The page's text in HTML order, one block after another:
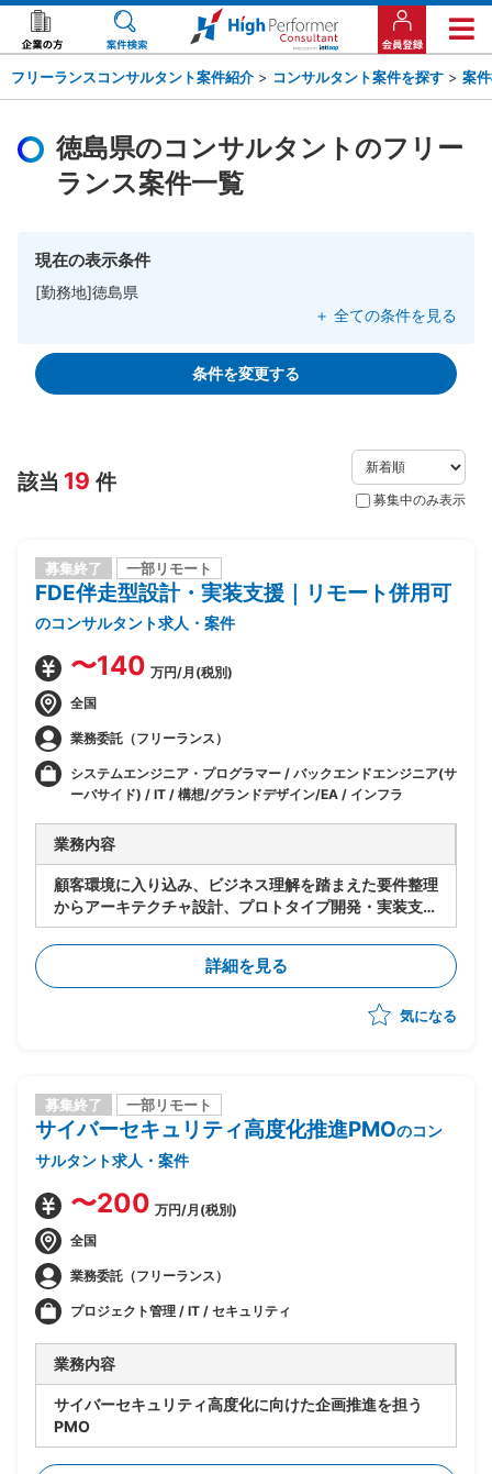
フリーランスコンサルタント案件紹介 > コンサルタント案件を探す > 案
徳島県のコンサルタントのフリー
ランス案件一覧
現在の表示条件
[勤務地]徳島県
＋ 全ての条件を見る
条件を変更する
該当 19 件
募集中のみ表示
募集終了 一部リモート
FDE伴走型設計・実装支援｜リモート併用可
のコンサルタント求人・案件
〜140 万円/月(税別)
全国
業務委託（フリーランス）
システムエンジニア・プログラマー / バックエンドエンジニア(サ
ーバサイド) / IT / 構想/グランドデザイン/EA / インフラ
業務内容
顧客環境に入り込み、ビジネス理解を踏まえた要件整理
からアーキテクチャ設計、プロトタイプ開発・実装支
援、技術選定および改善提案までを一気通貫で推進す
る。
・顧客との要件定義、技術ディスカッション
詳細を見る
気になる
募集終了 一部リモート
サイバーセキュリティ高度化推進PMOのコン
サルタント求人・案件
〜200 万円/月(税別)
全国
業務委託（フリーランス）
プロジェクト管理 / IT / セキュリティ
業務内容
サイバーセキュリティ高度化に向けた企画推進を担う
PMO